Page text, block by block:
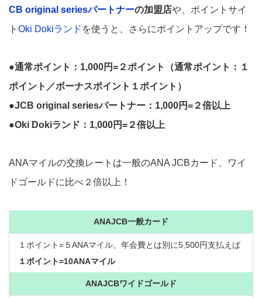
CB original seriesパートナーの加盟店や、ポイントサイ
ト Oki Dokiランド を使うと、さらにポイントアップです！
●通常ポイント：1,000円=２ポイント（通常ポイント：１
ポイント／ボーナスポイント１ポイント）
●JCB original seriesパートナー：1,000円=２倍以上
●Oki Dokiランド：1,000円=２倍以上
ANAマイルの交換レートは一般のANA JCBカード、ワイ
ドゴールドに比べ２倍以上！
ANAJCB一般カード
１ポイント=５ANAマイル。年会費とは別に5,500円支払えば
１ポイント=10ANAマイル
ANAJCBワイドゴールド